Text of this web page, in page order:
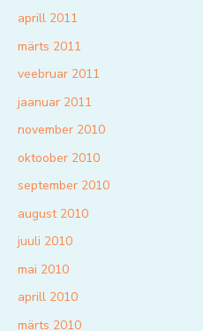
aprill 2011
märts 2011
veebruar 2011
jaanuar 2011
november 2010
oktoober 2010
september 2010
august 2010
juuli 2010
mai 2010
aprill 2010
märts 2010